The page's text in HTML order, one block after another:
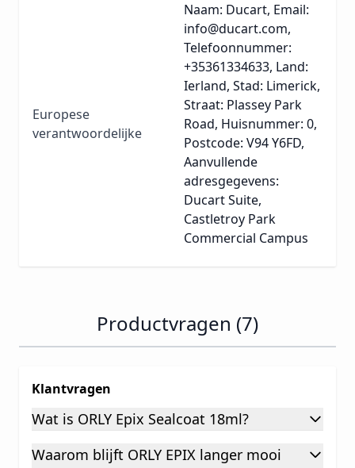
Europese
verantwoordelijke
Naam: Ducart, Email:
info@ducart.com,
Telefoonnummer:
+35361334633, Land:
Ierland, Stad: Limerick,
Straat: Plassey Park
Road, Huisnummer: 0,
Postcode: V94 Y6FD,
Aanvullende
adresgegevens:
Ducart Suite,
Castletroy Park
Commercial Campus
Productvragen (7)
Klantvragen
Wat is ORLY Epix Sealcoat 18ml?
Waarom blijft ORLY EPIX langer mooi